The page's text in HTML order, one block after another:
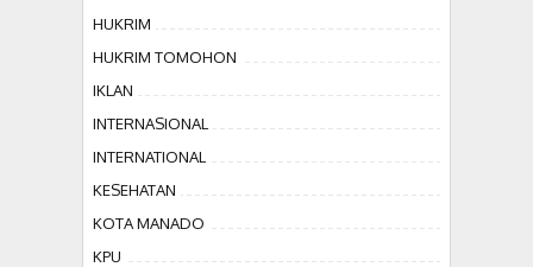
HUKRIM
HUKRIM TOMOHON
IKLAN
INTERNASIONAL
INTERNATIONAL
KESEHATAN
KOTA MANADO
KPU